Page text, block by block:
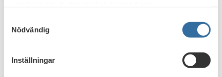
Nödvändig
Inställningar